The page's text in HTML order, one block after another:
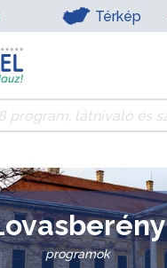
Térkép
programok